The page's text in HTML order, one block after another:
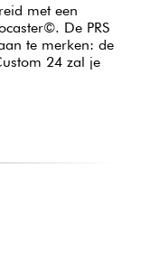
met een
De PRS
te merken: de
24 zal je